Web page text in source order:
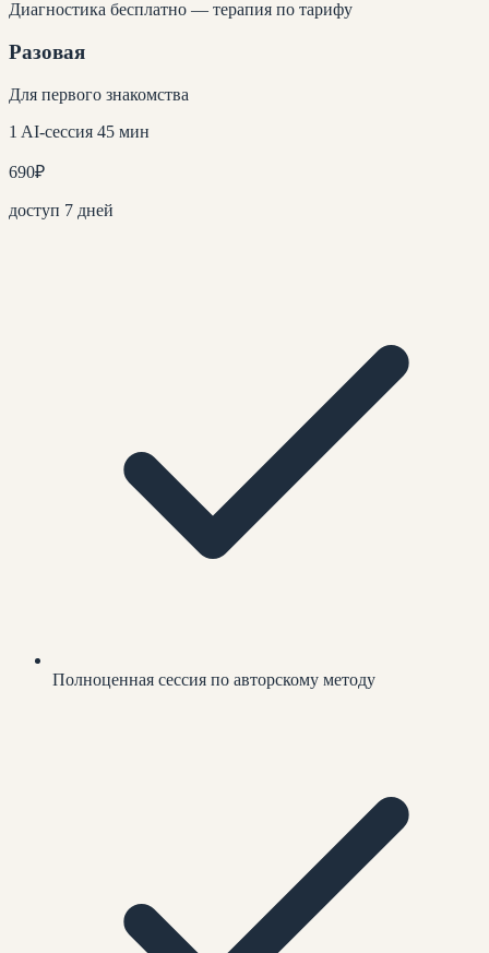
Диагностика бесплатно — терапия по тарифу
Разовая
Для первого знакомства
1 AI-сессия 45 мин
690₽
доступ 7 дней
Полноценная сессия по авторскому методу